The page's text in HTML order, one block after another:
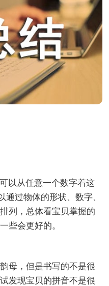
从任意一个数字着这
过物体的形状、数字、
列，总体看宝贝掌握的
些会更好的。
，但是书写的不是很
发现宝贝的拼音不是很